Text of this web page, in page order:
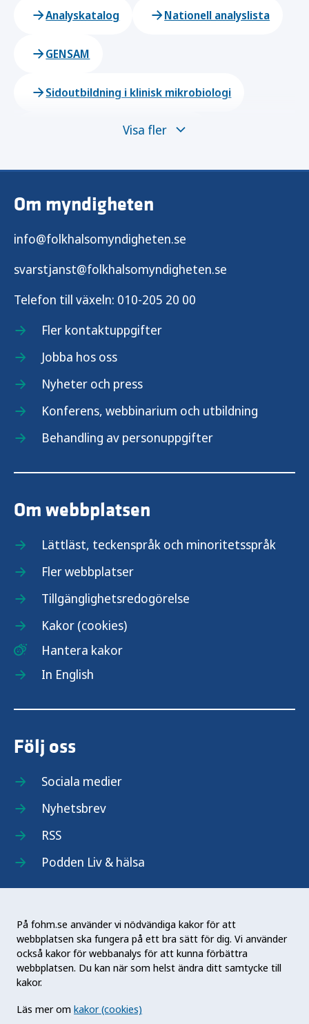
På fohm.se använder vi nödvändiga kakor för att
webbplatsen ska fungera på ett bra sätt för dig. Vi använder
också kakor för webbanalys för att kunna förbättra
webbplatsen. Du kan när som helst ändra ditt samtycke till
kakor.
Läs mer om kakor (cookies)
Analyskatalog Nationell analyslista
GENSAM
Sidoutbildning i klinisk mikrobiologi
Om säkerhetslaboratorierna
Våra samarbeten inom mikrobiologisk
Visa fler
Om myndigheten
info@folkhalsomyndigheten.se
svarstjanst@folkhalsomyndigheten.se
Telefon till växeln: 010-205 20 00
Fler kontaktuppgifter
Jobba hos oss
Nyheter och press
Konferens, webbinarium och utbildning
Behandling av personuppgifter
Om webbplatsen
Lättläst, teckenspråk och minoritetsspråk
Fler webbplatser
Tillgänglighetsredogörelse
Kakor (cookies)
Hantera kakor
In English
Följ oss
Sociala medier
Nyhetsbrev
RSS
Podden Liv & hälsa
Folkhälsomyndigheten (Fohm) är en nationell
kunskapsmyndighet som arbetar för en bättre
folkhälsa. Det gör myndigheten genom att
främja hälsa, förebygga ohälsa och skydda mot